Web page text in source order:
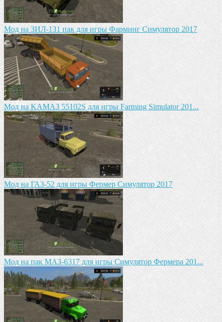
Mод на ЗИЛ-1З1 пак для игры Фарминг Симулятор 2017
Mод на KAМАЗ 55102S для игры Farming Simulator 201...
Мод на ГАЗ-52 для игры Фермер Симулятор 2017
Мод на пак МАЗ-6317 для игры Симулятор Фермера 201...